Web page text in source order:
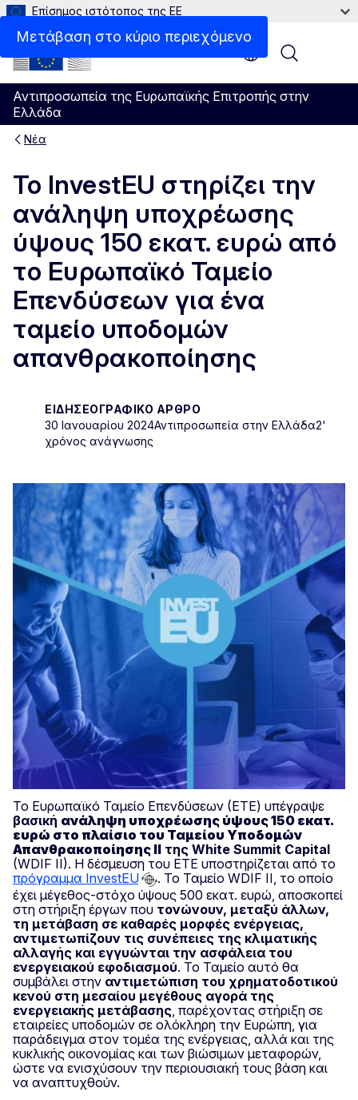
Μετάβαση στο κύριο περιεχόμενο
Επίσημος ιστότοπος της ΕΕ
Αντιπροσωπεία της Ευρωπαϊκής Επιτροπής στην
Ελλάδα
Menu
Νέα
Το InvestEU στηρίζει την
ανάληψη υποχρέωσης
ύψους 150 εκατ. ευρώ από
το Ευρωπαϊκό Ταμείο
Επενδύσεων για ένα
ταμείο υποδομών
απανθρακοποίησης
ΕΙΔΗΣΕΟΓΡΑΦΙΚΌ ΆΡΘΡΟ
30 Ιανουαρίου 2024Αντιπροσωπεία στην Ελλάδα2'
χρόνος ανάγνωσης
Το Ευρωπαϊκό Ταμείο Επενδύσεων (ΕΤΕ) υπέγραψε
βασική ανάληψη υποχρέωσης ύψους 150 εκατ.
ευρώ στο πλαίσιο του Ταμείου Υποδομών
Απανθρακοποίησης II της White Summit Capital
(WDIF II). Η δέσμευση του ΕΤΕ υποστηρίζεται από το
πρόγραμμα InvestEU
. Το Ταμείο WDIF II, το οποίο
έχει μέγεθος-στόχο ύψους 500 εκατ. ευρώ, αποσκοπεί
στη στήριξη έργων που τονώνουν, μεταξύ άλλων,
τη μετάβαση σε καθαρές μορφές ενέργειας,
αντιμετωπίζουν τις συνέπειες της κλιματικής
αλλαγής και εγγυώνται την ασφάλεια του
ενεργειακού εφοδιασμού. Το Ταμείο αυτό θα
συμβάλει στην αντιμετώπιση του χρηματοδοτικού
κενού στη μεσαίου μεγέθους αγορά της
ενεργειακής μετάβασης , παρέχοντας στήριξη σε
εταιρείες υποδομών σε ολόκληρη την Ευρώπη, για
παράδειγμα στον τομέα της ενέργειας, αλλά και της
κυκλικής οικονομίας και των βιώσιμων μεταφορών,
ώστε να ενισχύσουν την περιουσιακή τους βάση και
να αναπτυχθούν.